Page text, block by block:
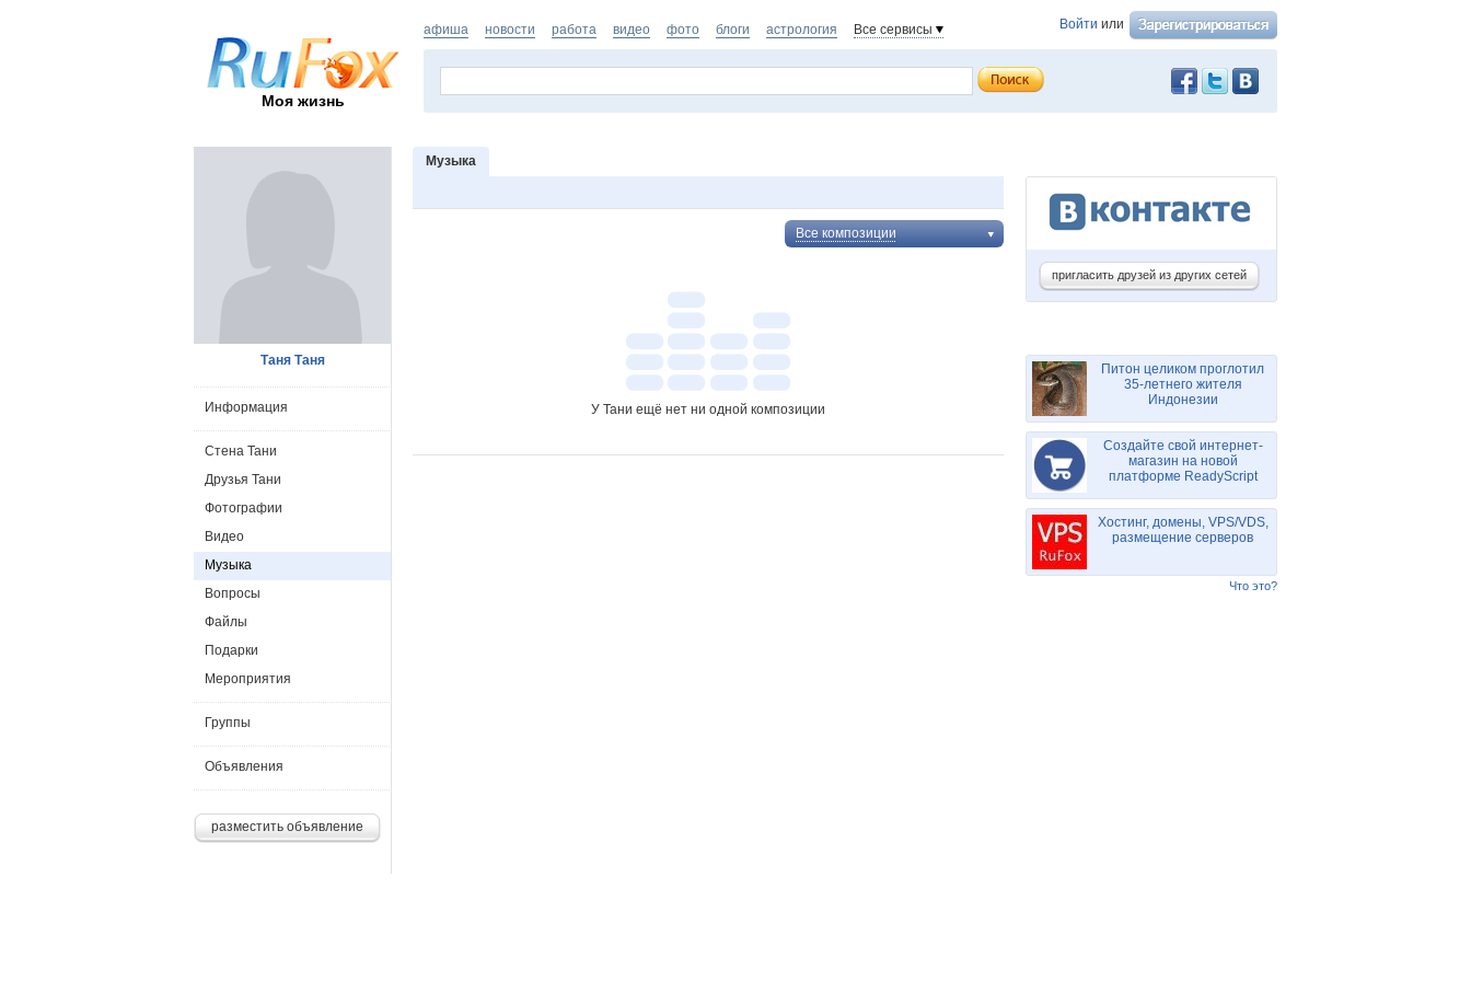
Моя жизнь
Войти или
афиша новости работа видео фото блоги астрология Все сервисы
Музыка
Все композиции
У Тани ещё нет ни одной композиции
Таня Таня
Информация
Стена Тани
Друзья Тани
Фотографии
Видео
Музыка
Вопросы
Файлы
Подарки
Мероприятия
Группы
Объявления
разместить объявление
пригласить друзей из других сетей
Питон целиком проглотил
35-летнего жителя
Индонезии
Создайте свой интернет-
магазин на новой
платформе ReadyScript
Хостинг, домены, VPS/VDS,
размещение серверов
Что это?